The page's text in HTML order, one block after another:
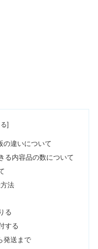
の違いについて
る内容品の数について
法
る
する
発送まで